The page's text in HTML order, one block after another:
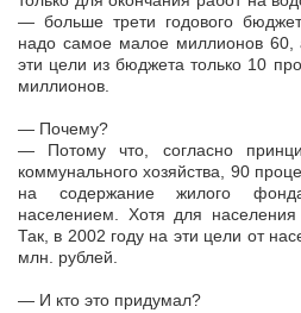
— больше трети годового
надо самое малое миллионов
эти цели из бюджета только 10
миллионов.
— Почему?
— Потому что, согласно
коммунального хозяйства, 90
на содержание жилого
населением. Хотя для
Так, в 2002 году на эти цели от
млн. рублей.
— И кто это придумал?